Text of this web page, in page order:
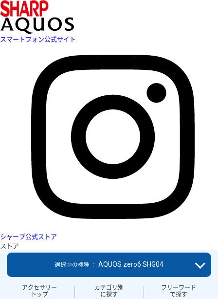
スマートフォン公式サイト
シャープ公式ストア
ストア
アクセサリー
トップ
カテゴリ別
に探す
フリーワード
で探す
選択中の機種 ： AQUOS zero6 SHG04